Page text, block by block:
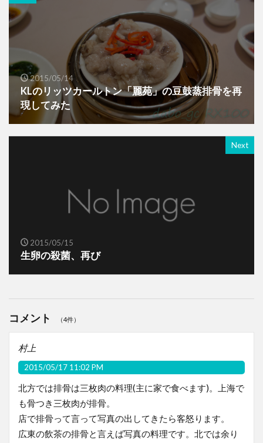
2015/05/14
KLのリッツカールトン「麗苑」の豆鼓蒸排骨を再
現してみた
Next
2015/05/15
生卵の殺菌、再び
コメント （4件）
村上
2015/05/17 11:02 PM
北方では排骨は三枚肉の料理(主に家で食べます)。上海で
も骨つき三枚肉が排骨。
店で排骨って言って写真の出してきたら客怒ります。
広東の飲茶の排骨と言えば写真の料理です。北では余り